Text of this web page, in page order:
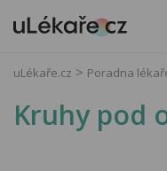
uLékaře.cz Poradna
Kruhy pod